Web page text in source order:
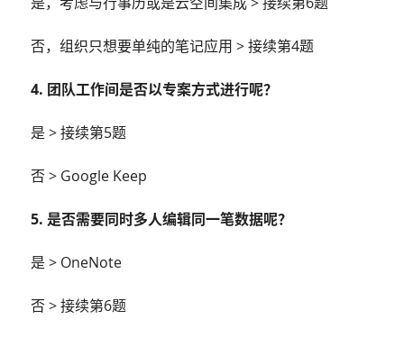
否，组织只想要单纯的笔记应用 > 接续第4题
4. 团队工作间是否以专案方式进行呢？
是 > 接续第5题
否 > Google Keep
5. 是否需要同时多人编辑同一笔数据呢？
是 > OneNote
否 > 接续第6题